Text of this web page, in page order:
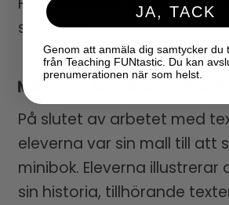
skrivnivå.
MALL TILL MINIBOK – KREATIV
På slutet av arbetet med
eleverna var sin mall till att
minibok. Eleverna illustrerar
sin historia, tillhörande
JA, TACK
Genom att anmäla dig samtycker du
från Teaching FUNtastic. Du kan
prenumerationen när som helst.